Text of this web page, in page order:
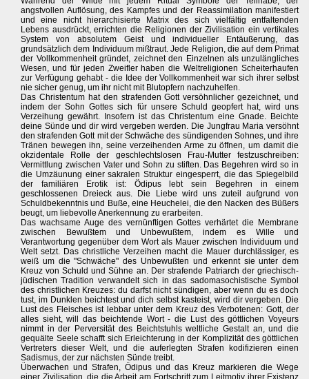
angstvollen Auflösung, des Kampfes und der Reassimilation manifestiert
und eine nicht hierarchisierte Matrix des sich vielfältig entfaltenden
Lebens ausdrückt, errichten die Religionen der Zivilisation ein vertikales
System von absolutem Geist und individueller Entäußerung, das
grundsätzlich dem Individuum mißtraut. Jede Religion, die auf dem Primat
der Vollkommenheit gründet, zeichnet den Einzelnen als unzulängliches
Wesen, und für jeden Zweifler haben die Weltreligionen Scheiterhaufen
zur Verfügung gehabt - die Idee der Vollkommenheit war sich ihrer selbst
nie sicher genug, um ihr nicht mit Blutopfern nachzuhelfen.
Das Christentum hat den strafenden Gott versöhnlicher gezeichnet, und
indem der Sohn Gottes sich für unsere Schuld geopfert hat, wird uns
Verzeihung gewährt. Insofern ist das Christentum eine Gnade. Beichte
deine Sünde und dir wird vergeben werden. Die Jungfrau Maria versöhnt
den strafenden Gott mit der Schwäche des sündigenden Sohnes, und ihre
Tränen bewegen ihn, seine verzeihenden Arme zu öffnen, um damit die
okzidentale Rolle der geschlechtslosen Frau-Mutter festzuschreiben:
Vermittlung zwischen Vater und Sohn zu stiften. Das Begehren wird so in
die Umzäunung einer sakralen Struktur eingesperrt, die das Spiegelbild
der familiären Erotik ist: Ödipus lebt sein Begehren in einem
geschlossenen Dreieck aus. Die Liebe wird uns zuteil aufgrund von
Schuldbekenntnis und Buße, eine Heuchelei, die den Nacken des Büßers
beugt, um liebevolle Anerkennung zu erarbeiten.
Das wachsame Auge des vernünftigen Gottes verhärtet die Membrane
zwischen Bewußtem und Unbewußtem, indem es Wille und
Verantwortung gegenüber dem Wort als Mauer zwischen Individuum und
Welt setzt. Das christliche Verzeihen macht die Mauer durchlässiger, es
weiß um die "Schwäche" des Unbewußten und erkennt sie unter dem
Kreuz von Schuld und Sühne an. Der strafende Patriarch der griechisch-
jüdischen Tradition verwandelt sich in das sadomasochistische Symbol
des christlichen Kreuzes: du darfst nicht sündigen, aber wenn du es doch
tust, im Dunklen beichtest und dich selbst kasteist, wird dir vergeben. Die
Lust des Fleisches ist lebbar unter dem Kreuz des Verbotenen: Gott, der
alles sieht, will das beichtende Wort - die Lust des göttlichen Voyeurs
nimmt in der Perversität des Beichtstuhls weltliche Gestalt an, und die
gequälte Seele schafft sich Erleichterung in der Komplizität des göttlichen
Vertreters dieser Welt, und die auferlegten Strafen kodifizieren einen
Sadismus, der zur nächsten Sünde treibt.
Überwachen und Strafen, Ödipus und das Kreuz markieren die Wege
einer Zivilisation, die die Arbeit am Fortschritt zum Leitmotiv ihrer Existenz